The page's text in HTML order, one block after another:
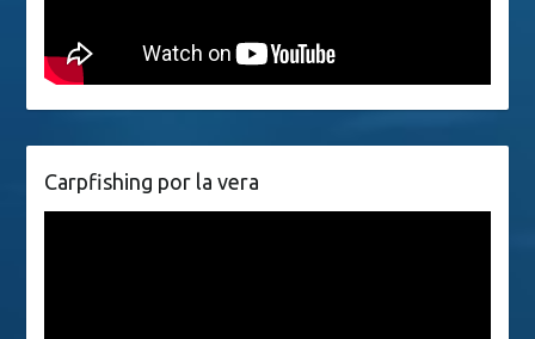
Carpfishing por la vera